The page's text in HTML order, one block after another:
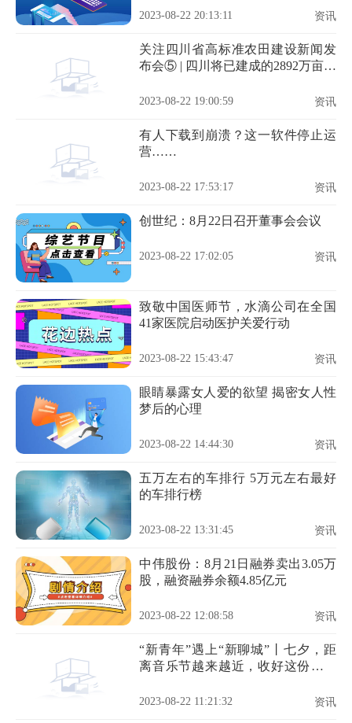
2023-08-22 20:13:11 资讯
关注四川省高标准农田建设新闻发
布会⑤ | 四川将已建成的2892万亩高
保护
2023-08-22 19:00:59 资讯
有人下载到崩溃？这一软件停止运
营……
2023-08-22 17:53:17 资讯
创世纪：8月22日召开董事会会议
2023-08-22 17:02:05 资讯
致敬中国医师节，水滴公司在全国
41家医院启动医护关爱行动
2023-08-22 15:43:47 资讯
眼睛暴露女人爱的欲望 揭密女人性
梦后的心理
2023-08-22 14:44:30 资讯
五万左右的车排行 5万元左右最好
的车排行榜
2023-08-22 13:31:45 资讯
中伟股份：8月21日融券卖出3.05万
股，融资融券余额4.85亿元
2023-08-22 12:08:58 资讯
“新青年”遇上“新聊城”丨七夕，距
离音乐节越来越近，收好这份免费
2023-08-22 11:21:32 资讯